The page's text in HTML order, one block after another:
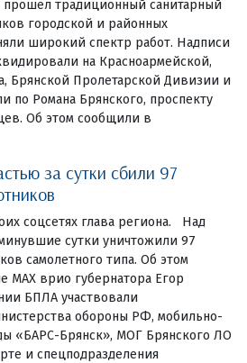
традиционный санитарный
городской и районных
широкий спектр работ. Надписи
на Красноармейской,
Брянской Пролетарской Дивизии и
по Романа Брянского, проспекту
Об этом сообщили в
за сутки сбили 97
соцсетях глава региона. Над
сутки уничтожили 97
самолетного типа. Об этом
МАХ врио губернатора Егор
БПЛА участвовали
обороны РФ, мобильно-
«БАРС-Брянск», МОГ Брянского ЛО
и спецподразделения